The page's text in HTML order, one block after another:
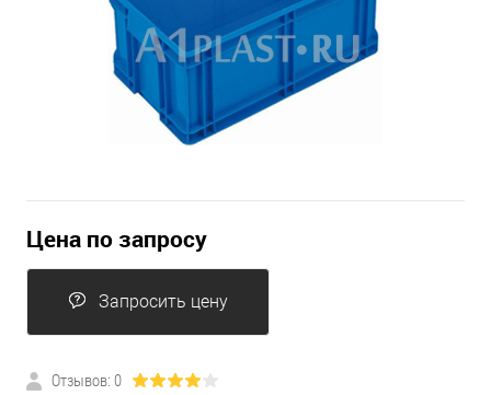
Цена по запросу
Запросить цену
Отзывов: 0